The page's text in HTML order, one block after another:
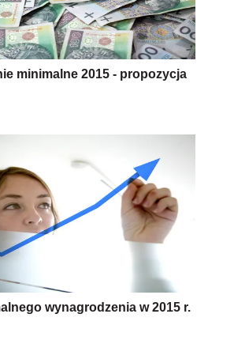
minimalne 2015 - propozycja
wynagrodzenia w 2015 r.